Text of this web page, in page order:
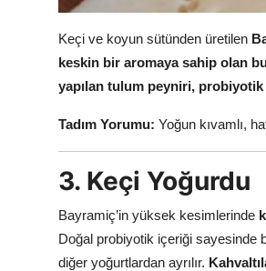
Keçi ve koyun sütünden üretilen
keskin bir aromaya sahip olan
yapılan tulum peyniri,
Tadım Yorumu: Yoğun kıvamlı,
3. Keçi Yoğurdu
Bayramiç’in yüksek kesimlerinde
Doğal probiyotik içeriği sayesinde
diğer yoğurtlardan ayrılır.